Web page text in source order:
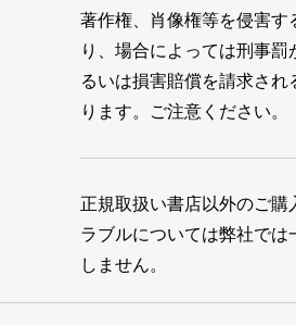
著作権、肖像権等を侵害す
り、場合によっては刑事罰
るいは損害賠償を請求され
ります。ご注意ください。
正規取扱い書店以外のご購
ラブルについては弊社では
しません。